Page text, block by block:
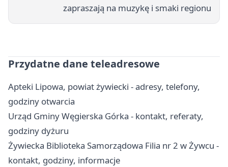
zapraszają na muzykę i smaki regionu
Przydatne dane teleadresowe
Apteki Lipowa, powiat żywiecki - adresy, telefony,
godziny otwarcia
Urząd Gminy Węgierska Górka - kontakt, referaty,
godziny dyżuru
Żywiecka Biblioteka Samorządowa Filia nr 2 w Żywcu -
kontakt, godziny, informacje